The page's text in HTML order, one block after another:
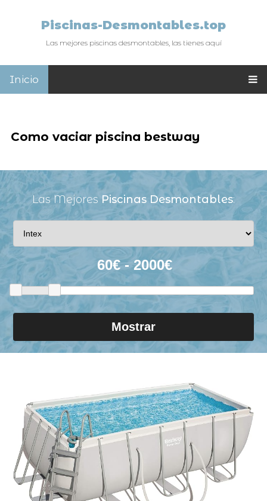
Piscinas-Desmontables.top
Las mejores piscinas desmontables, las tienes aquí
Inicio
Como vaciar piscina bestway
Las Mejores Piscinas Desmontables:
Mostrar